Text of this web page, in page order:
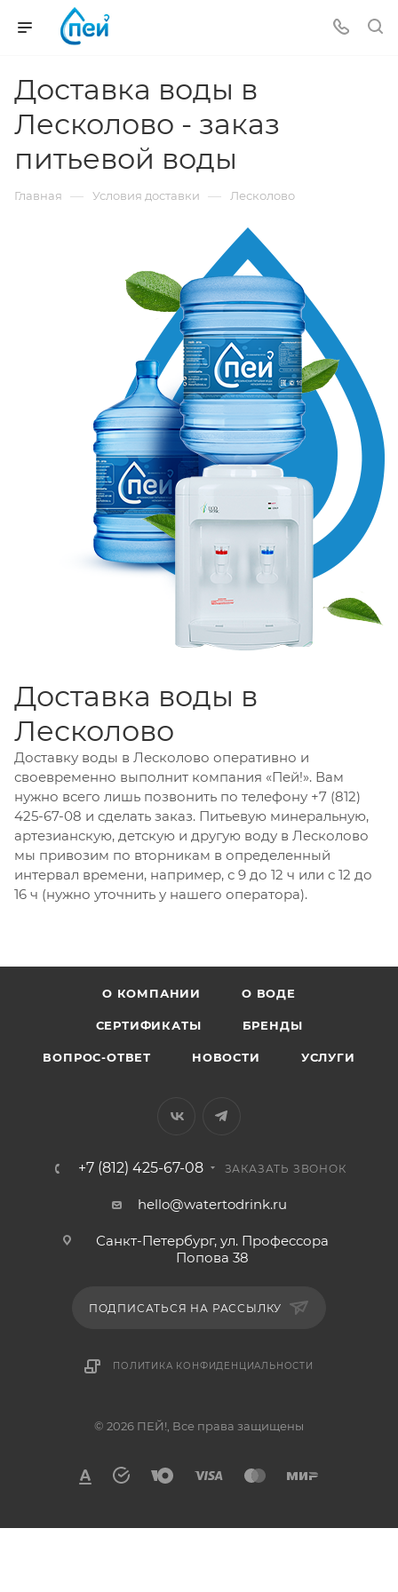
Доставка воды в
Лесколово - заказ
питьевой воды
Главная — Условия доставки — Лесколово
Доставка воды в
Лесколово
Доставку воды в Лесколово оперативно и
своевременно выполнит компания «Пей!». Вам
нужно всего лишь позвонить по телефону +7 (812)
425-67-08 и сделать заказ. Питьевую минеральную,
артезианскую, детскую и другую воду в Лесколово
мы привозим по вторникам в определенный
интервал времени, например, с 9 до 12 ч или с 12 до
16 ч (нужно уточнить у нашего оператора).
О КОМПАНИИ О ВОДЕ
СЕРТИФИКАТЫ БРЕНДЫ
ВОПРОС-ОТВЕТ НОВОСТИ УСЛУГИ
+7 (812) 425-67-08 ЗАКАЗАТЬ ЗВОНОК
hello@watertodrink.ru
Санкт-Петербург, ул. Профессора
Попова 38
ПОДПИСАТЬСЯ НА РАССЫЛКУ
ПОЛИТИКА КОНФИДЕНЦИАЛЬНОСТИ
© 2026 ПЕЙ!, Все права защищены